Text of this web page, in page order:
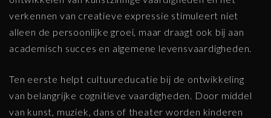
verkennen van creatieve expressie stimuleert niet
alleen de persoonlijke groei, maar draagt ook bij aan
academisch succes en algemene levensvaardigheden.
Ten eerste helpt cultuureducatie bij de ontwikkeling
van belangrijke cognitieve vaardigheden. Door middel
van kunst, muziek, dans of theater worden kinderen